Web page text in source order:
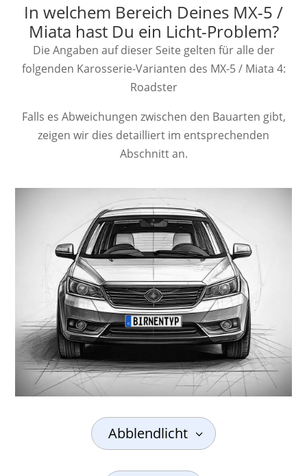
In welchem Bereich Deines MX-5 /
Miata hast Du ein Licht-Problem?
Die Angaben auf dieser Seite gelten für alle der
folgenden Karosserie-Varianten des MX-5 / Miata 4:
Roadster
Falls es Abweichungen zwischen den Bauarten gibt,
zeigen wir dies detailliert im entsprechenden
Abschnitt an.
Abblendlicht